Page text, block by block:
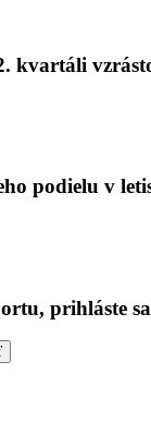
kvartáli
podielu v
prihláste